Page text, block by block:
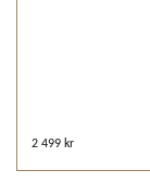
2 499 kr